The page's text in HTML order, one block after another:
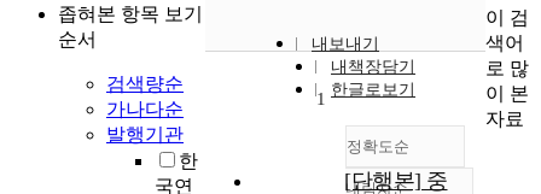
좁혀본 항목 보기
순서
검색량순
가나다순
발행기관
한
국연
내보내기
내책장담기
한글로보기
정확도순
내림차순
1
[단행본] 중
이 검
색어
로 많
이 본
자료